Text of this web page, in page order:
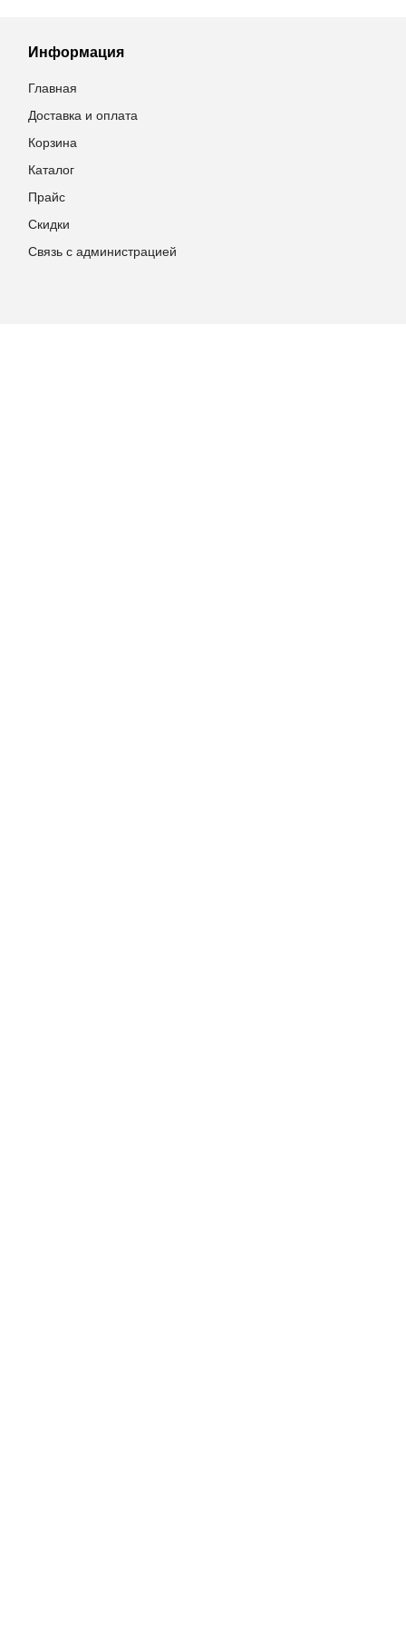
Информация
Главная
Доставка и оплата
Корзина
Каталог
Прайс
Скидки
Связь с администрацией